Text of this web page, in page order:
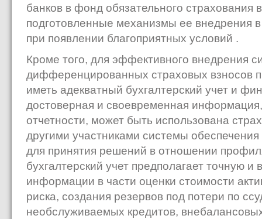
банков в фонд обязательного страхования
подготовленные механизмы ее внедрения
при появлении благоприятных условий .
Кроме того, для эффективного внедрения
дифференцированных страховых взносов
иметь адекватный бухгалтерский учет и
достоверная и своевременная
отчетности, может быть использована
другими участниками системы
для принятия решений в отношении
бухгалтерский учет предполагает точную
информации в части оценки стоимости
риска, создания резервов под потери по
необслуживаемых кредитов,